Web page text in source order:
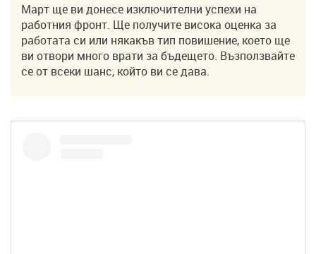
Март ще ви донесе изключителни успехи на
работния фронт. Ще получите висока оценка за
работата си или някакъв тип повишение, което ще
ви отвори много врати за бъдещето. Възползвайте
се от всеки шанс, който ви се дава.